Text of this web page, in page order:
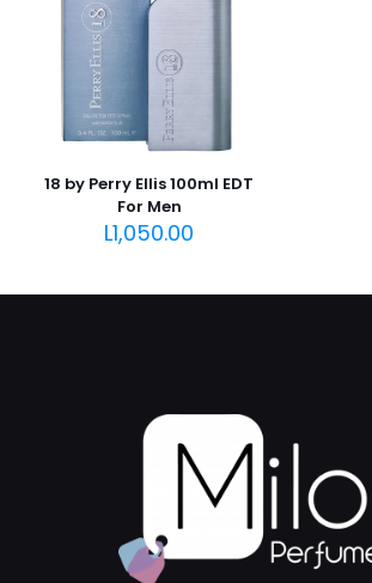
18 by Perry Ellis 100ml EDT
For Men
L1,050.00